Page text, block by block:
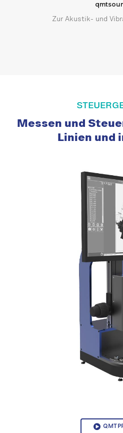
Zur Akustik- und
Messen und
Linien und